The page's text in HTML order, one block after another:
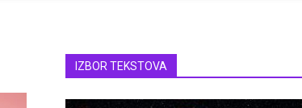
IZBOR TEKSTOVA